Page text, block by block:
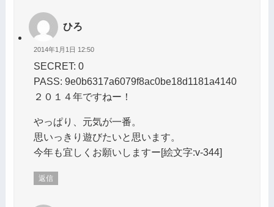
ひろ
2014年1月1日 12:50
SECRET: 0
PASS: 9e0b6317a6079f8ac0be18d1181a4140
２０１４年ですねー！
やっぱり、元気が一番。
思いっきり遊びたいと思います。
今年も宜しくお願いしますー[絵文字:v-344]
返信